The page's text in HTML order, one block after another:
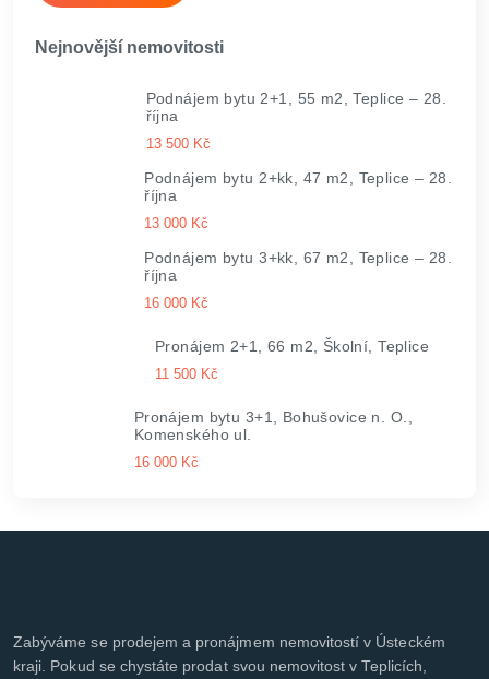
Nejnovější nemovitosti
Podnájem bytu 2+1, 55 m2, Teplice – 28.
října
13 500 Kč
Podnájem bytu 2+kk, 47 m2, Teplice – 28.
října
13 000 Kč
Podnájem bytu 3+kk, 67 m2, Teplice – 28.
října
16 000 Kč
Pronájem 2+1, 66 m2, Školní, Teplice
11 500 Kč
Pronájem bytu 3+1, Bohušovice n. O.,
Komenského ul.
16 000 Kč
Zabýváme se prodejem a pronájmem nemovitostí v Ústeckém
kraji. Pokud se chystáte prodat svou nemovitost v Teplicích,